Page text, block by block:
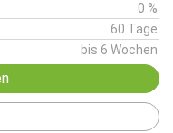
0 %
60 Tage
bis 6 Wochen